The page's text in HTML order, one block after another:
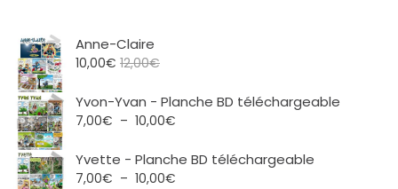
Anne-Claire
10,00€ 12,00€
Yvon-Yvan - Planche BD téléchargeable
7,00€ – 10,00€
prix :
Yvette - Planche BD téléchargeable
7,00€ – 10,00€